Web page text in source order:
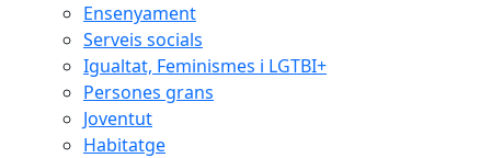
Ensenyament
Serveis socials
Igualtat, Feminismes i LGTBI+
Persones grans
Joventut
Habitatge